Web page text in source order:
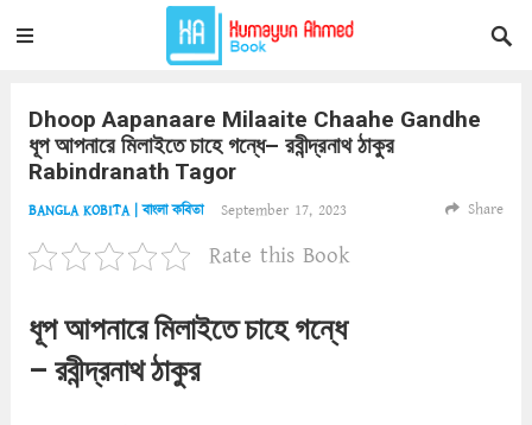
Dhoop Aapanaare Milaaite Chaahe Gandhe
ধূপ আপনারে মিলাইতে চাহে গন্ধে– রবীন্দ্রনাথ ঠাকুর
Rabindranath Tagor
BANGLA KOBITA | বাংলা কবিতা September 17, 2023 Share
Rate this Book
ধূপ আপনারে মিলাইতে চাহে গন্ধে
– রবীন্দ্রনাথ ঠাকুর